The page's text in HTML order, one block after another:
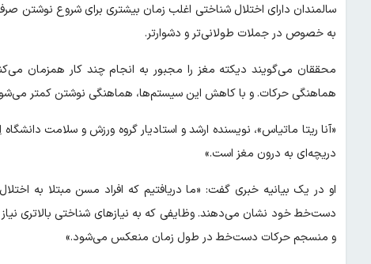
سالمندان دارای اختلال شناختی اغلب زمان بیشتری برای شروع نوشتن
به خصوص در جملات طولانی‌تر و دشوارتر.
محققان می‌گویند دیکته مغز را مجبور به انجام چند کار همزمان
هماهنگی حرکات. و با کاهش این سیستم‌ها، هماهنگی نوشتن کمتر
«آنا ریتا ماتیاس»، نویسنده ارشد و استادیار گروه ورزش و سلامت
دریچه‌ای به درون مغز است.»
او در یک بیانیه خبری گفت: «ما دریافتیم که افراد مسن مبتلا به
دست‌خط خود نشان می‌دهند. وظایفی که به نیازهای شناختی بالاتری
و منسجم حرکات دست‌خط در طول زمان منعکس می‌شود.»